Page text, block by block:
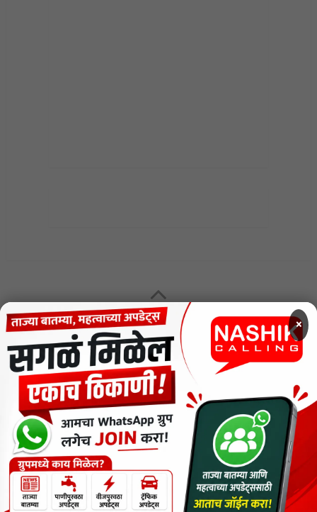
MENU
CODE OF ETHICS FOR DIGITAL NEWS WEBSITES
Contact Us
Privacy Policy
Short News
ThemeNcode PDF Viewer SC [Do not Delete]
वाचकांना विनम्र सूचना
×